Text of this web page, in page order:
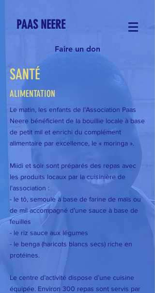
PAAS NEERE
Faire un don
SANTÉ
ALIMENTATION
Le matin, les enfants de l’Association Paas
Neere bénéficient de la bouillie locale à base
de petit mil et enrichi du complément
alimentaire par excellence, le « moringa ».
Miidi et soir sont préparés des repas avec
les produits locaux par la cuisinière de
l'association :
- le tô, semoule à base de farine de maïs ou
de mil accompagné d’une sauce à base de
feuilles
- le riz sauce aux légumes
- le benga (haricots blancs secs) riche en
protéines.
Le centre d’activité dispose d’une cuisine
équipée. Environ 300 repas sont servis par